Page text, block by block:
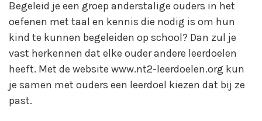
Begeleid je een groep anderstalige ouders in het
oefenen met taal en kennis die nodig is om hun
kind te kunnen begeleiden op school? Dan zul je
vast herkennen dat elke ouder andere leerdoelen
heeft. Met de website www.nt2-leerdoelen.org kun
je samen met ouders een leerdoel kiezen dat bij ze
past.